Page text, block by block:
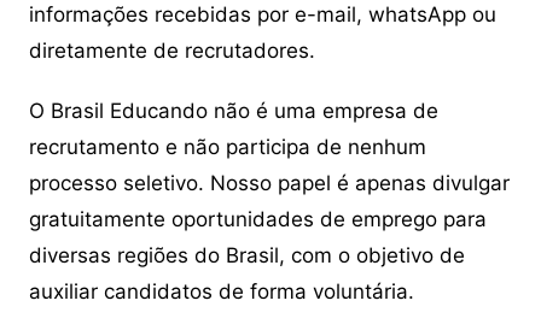
informações recebidas por e-mail, whatsApp ou
diretamente de recrutadores.
O Brasil Educando não é uma empresa de
recrutamento e não participa de nenhum
processo seletivo. Nosso papel é apenas divulgar
gratuitamente oportunidades de emprego para
diversas regiões do Brasil, com o objetivo de
auxiliar candidatos de forma voluntária.